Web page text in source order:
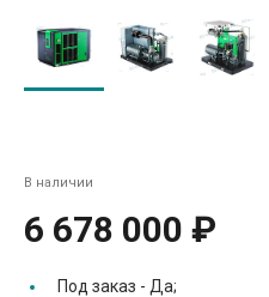
В наличии
6 678 000 ₽
Под заказ - Да;